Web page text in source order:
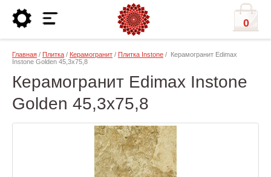
0
Главная / Плитка / Керамогранит / Плитка Instone / Керамогранит Edimax
Instone Golden 45,3x75,8
Керамогранит Edimax Instone
Golden 45,3x75,8